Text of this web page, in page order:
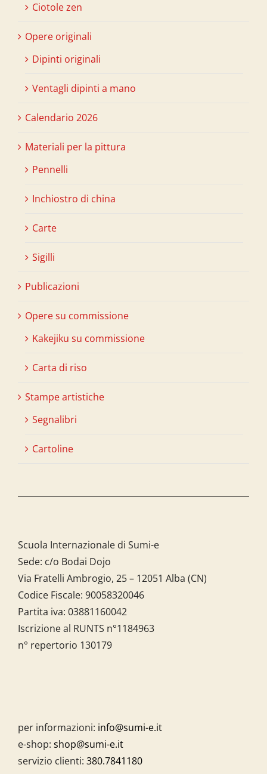
Ciotole zen
Opere originali
Dipinti originali
Ventagli dipinti a mano
Calendario 2026
Materiali per la pittura
Pennelli
Inchiostro di china
Carte
Sigilli
Publicazioni
Opere su commissione
Kakejiku su commissione
Carta di riso
Stampe artistiche
Segnalibri
Cartoline
Scuola Internazionale di Sumi-e
Sede: c/o Bodai Dojo
Via Fratelli Ambrogio, 25 – 12051 Alba (CN)
Codice Fiscale: 90058320046
Partita iva: 03881160042
Iscrizione al RUNTS n°1184963
n° repertorio 130179
per informazioni: info@sumi-e.it
e-shop: shop@sumi-e.it
servizio clienti: 380.7841180